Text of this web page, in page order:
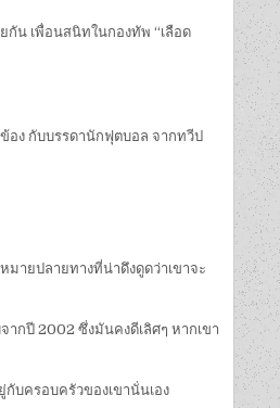
กัน เพื่อนสนิทในกองทัพ “เลือด
อง กับบรรดานักฟุตบอล จากทวีป
ายปลายทางที่น่าดึงดูดว่าเขาจะ
กปี 2002 ซึ่งมันคงดีเลิศๆ หากเขา
กับครอบครัวของเขานั่นเอง